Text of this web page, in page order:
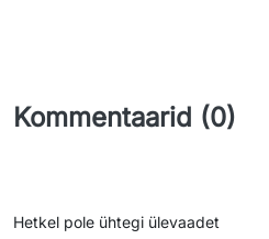
Kommentaarid (0)
Hetkel pole ühtegi ülevaadet